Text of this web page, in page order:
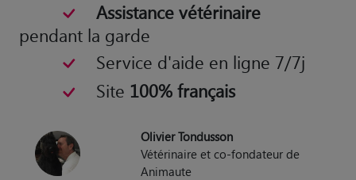
Assistance vétérinaire
pendant la garde
Service d'aide en ligne 7/7j
Site 100% français
Olivier Tondusson
Vétérinaire et co-fondateur de
Animaute